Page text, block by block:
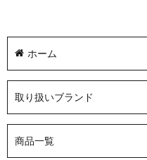
ホーム
取り扱いブランド
商品一覧